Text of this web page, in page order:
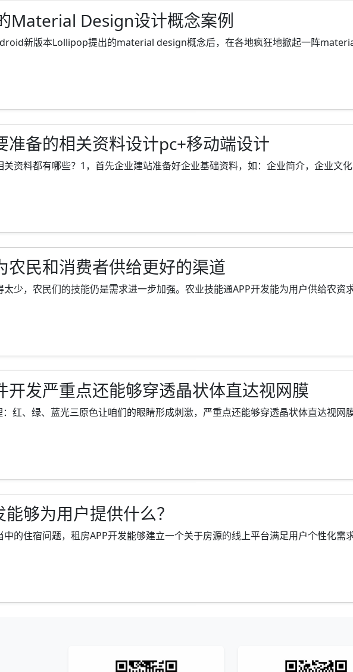
Material Design设计概念案例
新版本Lollipop提出的material design概念后，在各地疯狂地掀起一阵
准备的相关资料设计pc+移动端设计
资料都有哪些？1，首先企业建站准备好企业基础资料，如：企业简介，企业文
农民和消费者供给更好的渠道
少，农民们的技能仍是需求进一步加强。农业技能通APP开发能为用户供给农资
开发严重点还能够穿透晶状体直达视网膜
红、绿、蓝光三原色让咱们的眼睛形成刺激，严重点还能够穿透晶状体直达视网
够为用户提供什么？
的住宿问题，租房APP开发能够建立一个关于房源的线上平台满足用户个性化需